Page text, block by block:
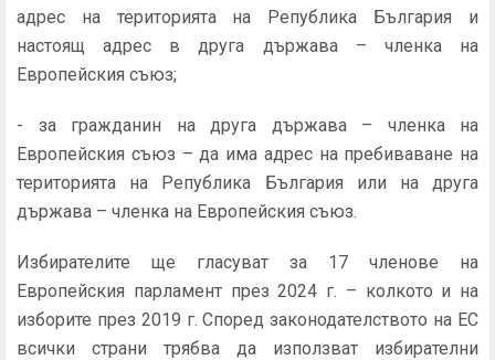
адрес на територията на Република България и
настоящ адрес в друга държава – членка на
Европейския съюз;
- за гражданин на друга държава – членка на
Европейския съюз – да има адрес на пребиваване на
територията на Република България или на друга
държава – членка на Европейския съюз.
Избирателите ще гласуват за 17 членове на
Европейския парламент през 2024 г. – колкото и на
изборите през 2019 г. Според законодателството на ЕС
всички страни трябва да използват избирателни